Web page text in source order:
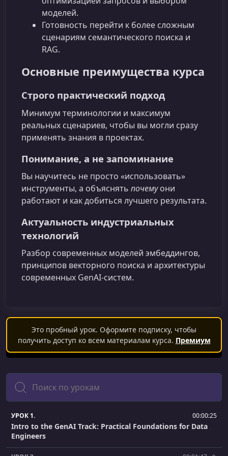
моделей.
Готовность перейти к более сложным
сценариям семантического поиска и
RAG.
Основные преимущества курса
Строго практический подход
Минимум терминологии и максимум
реальных сценариев, чтобы вы могли сразу
применять знания в проектах.
Понимание, а не запоминание
Вы научитесь не просто «использовать»
инструменты, а объяснять почемуони
работают и как добиться лучшего результата.
Актуальность индустриальных
технологий
Разбор современных моделей эмбеддингов,
принципов векторного поиска и архитектуры
современных GenAI-систем.
Это пробный урок. Оформите подписку, чтобы
получить доступ ко всем материалам курса. Премиум
Поиск
УРОК 1. 00:00:25
Intro to the GenAI Track: Practical Foundations for Data
Engineers